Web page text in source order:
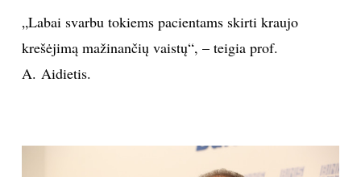
„Labai svarbu tokiems pacientams skirti kraujo
krešėjimą mažinančių vaistų“, – teigia prof.
A. Aidietis.